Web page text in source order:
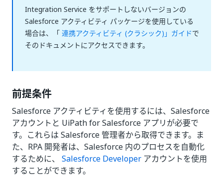
Integration Service をサポートしないバージョンの
Salesforce アクティビティ パッケージを使用している
場合は、「連携アクティビティ (クラシック)」ガイドで
そのドキュメントにアクセスできます。
前提条件
Salesforce アクティビティを使用するには、Salesforce
アカウントと UiPath for Salesforce アプリが必要で
す。これらは Salesforce 管理者から取得できます。ま
た、RPA 開発者は、Salesforce 内のプロセスを自動化
するために、 Salesforce Developer アカウントを使用
することができます。